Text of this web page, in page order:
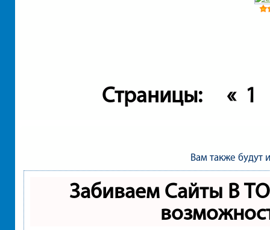
Страницы: « 1
Вам также будут
Забиваем Сайты В